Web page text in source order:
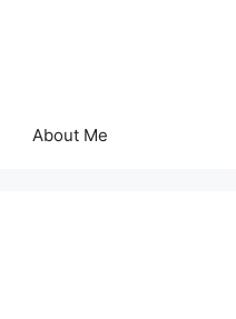
About Me